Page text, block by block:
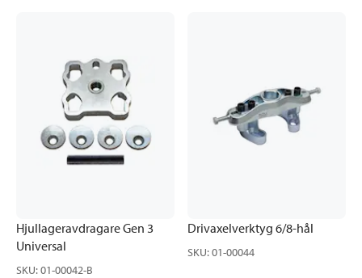
Hjullageravdragare Gen 3
Universal
SKU:01-00042-B
Drivaxelverktyg 6/8-hål
SKU:01-00044